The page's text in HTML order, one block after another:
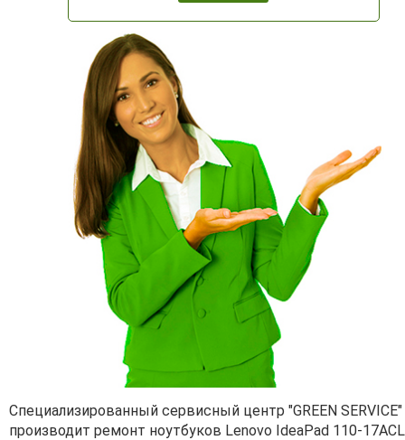
Специализированный сервисный центр "GREEN SERVICE"
производит ремонт ноутбуков Lenovo IdeaPad 110-